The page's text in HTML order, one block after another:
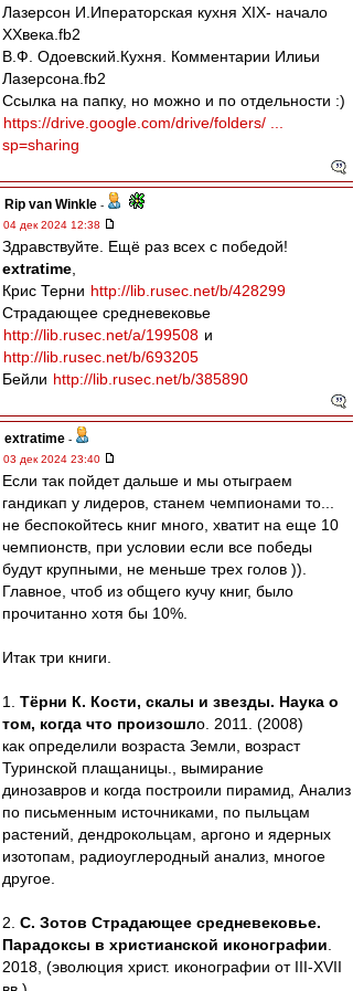
Лазерсон И.Иператорская кухня XIX- начало
XXвека.fb2
В.Ф. Одоевский.Кухня. Комментарии Илиьи
Лазерсона.fb2
Ссылка на папку, но можно и по отдельности :)
https://drive.google.com/drive/folders/ ...
sp=sharing
Rip van Winkle -
04 дек 2024 12:38
Здравствуйте. Ещё раз всех с победой!
extratime
Крис Терни http://lib.rusec.net/b/428299
Страдающее средневековье
http://lib.rusec.net/a/199508 и
http://lib.rusec.net/b/693205
Бейли http://lib.rusec.net/b/385890
extratime -
03 дек 2024 23:40
Если так пойдет дальше и мы отыграем
гандикап у лидеров, станем чемпионами то...
не беспокойтесь книг много, хватит на еще 10
чемпионств, при условии если все победы
будут крупными, не меньше трех голов )).
Главное, чтоб из общего кучу книг, было
прочитанно хотя бы 10%.
Итак три книги.
1. Тёрни К. Кости, скалы и звезды. Наука о
том, когда что произошло. 2011. (2008)
как определили возраста Земли, возраст
Туринской плащаницы., вымирание
динозавров и когда построили пирамид, Анализ
по письменным источниками, по пыльцам
растений, дендрокольцам, аргоно и ядерных
изотопам, радиоуглеродный анализ, многое
другое.
2. С. Зотов Страдающее средневековье.
Парадоксы в христианской иконографии
2018, (эволюция христ. иконографии от III-XVII